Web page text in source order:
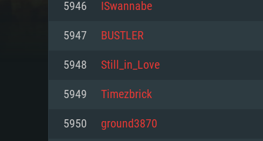
Minimum
Minimum
Minimum
5946 ISwannabe
5947 BUSТLER
5948 Still_in_Love
5949 Timezbrick
5950 ground3870